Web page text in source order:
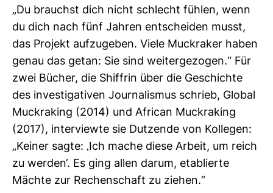
„Du brauchst dich nicht schlecht fühlen, wenn
du dich nach fünf Jahren ent­scheiden musst,
das Pro­jekt auf­zu­geben. Viele Muck­raker haben
genau das getan: Sie sind wei­ter­ge­zogen.“ Für
zwei Bücher, die Shif­frin über die Geschichte
des inves­ti­ga­tiven Jour­na­lismus schrieb, Global
Muck­ra­king (2014) und African Muck­ra­king
(2017), inter­viewte sie Dut­zende von Kol­legen:
„Keiner sagte: ‚Ich mache diese Arbeit, um reich
zu werden‘. Es ging allen darum, eta­blierte
Mächte zur Rechen­schaft zu ziehen.“